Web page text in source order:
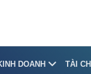
DOANH TÀI